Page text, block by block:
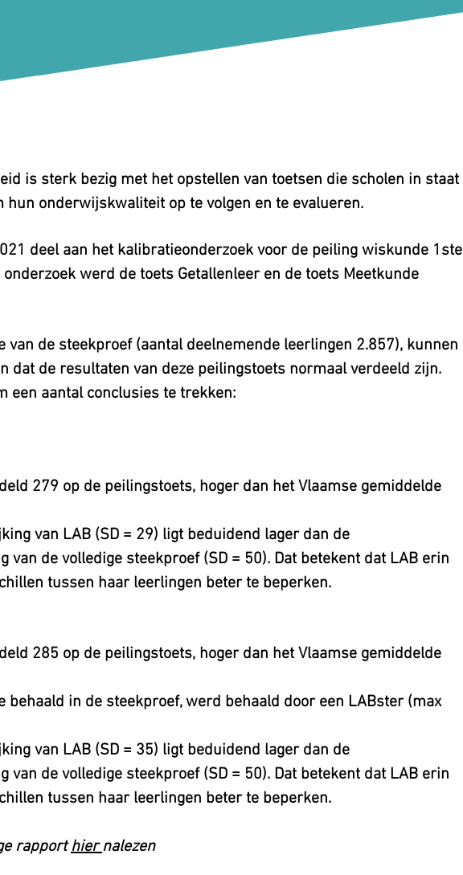
is sterk bezig met het opstellen van toetsen die scholen in staat
hun onderwijskwaliteit op te volgen en te evalueren.
deel aan het kalibratieonderzoek voor de peiling wiskunde 1ste
werd de toets Getallenleer en de toets Meetkunde
van de steekproef (aantal deelnemende leerlingen 2.857), kunnen
dat de resultaten van deze peilingstoets normaal verdeeld zijn.
een aantal conclusies te trekken:
279 op de peilingstoets, hoger dan het Vlaamse gemiddelde
van LAB (SD = 29) ligt beduidend lager dan de
van de volledige steekproef (SD = 50). Dat betekent dat LAB erin
tussen haar leerlingen beter te beperken.
285 op de peilingstoets, hoger dan het Vlaamse gemiddelde
behaald in de steekproef, werd behaald door een LABster (max
van LAB (SD = 35) ligt beduidend lager dan de
van de volledige steekproef (SD = 50). Dat betekent dat LAB erin
tussen haar leerlingen beter te beperken.
rapporthiernalezen